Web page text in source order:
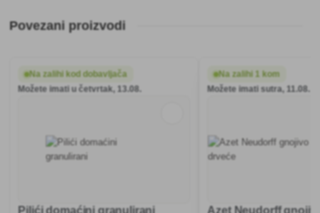
Povezani proizvodi
Na zalihi kod dobavljača
Možete imati u četvrtak, 13.08.
Na zalihi 1 kom
Možete imati sutra, 11.08.